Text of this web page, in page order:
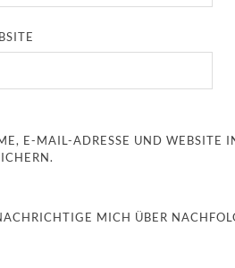
E-MAIL-ADRESSE UND WEBSITE
MICH ÜBER